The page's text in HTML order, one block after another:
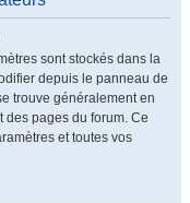
sont stockés dans la
depuis le panneau de
trouve généralement en
des pages du forum. Ce
et toutes vos